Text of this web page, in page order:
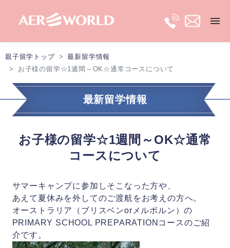
トップ
長期親子留学
移住プラン
最新留学情報
親子留学トップ
最新留学情報
お子様の留学☆1週間～OK☆通常コースについて
最新留学情報
お子様の留学☆1週間～OK☆通常
コースについて
サマーキャンプに参加しそこなった方や、
あえて夏休みを外してのご渡航をお考えの方へ。
オーストラリア（ブリスベンorメルボルン）の
PRIMARY SCHOOL PREPARATIONコースのご紹
介です。